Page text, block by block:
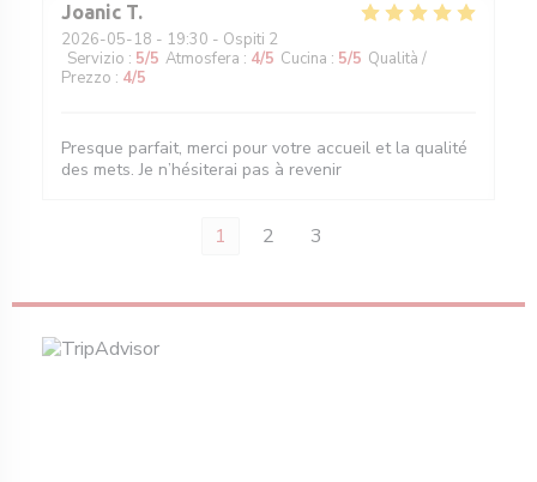
Joanic T
2026-05-18 - 19:30 - Ospiti 2
Servizio : 5/5 Atmosfera : 4/5 Cucina : 5/5 Qualità /
Prezzo : 4/5
Presque parfait, merci pour votre accueil et la qualité
des mets. Je n’hésiterai pas à revenir
1 2 3